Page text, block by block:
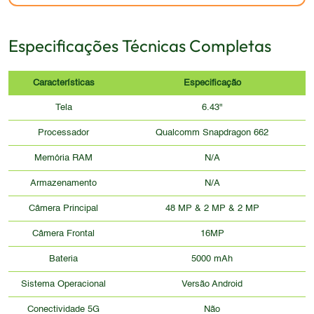
Especificações Técnicas Completas
Características Especificação
Tela 6.43"
Processador Qualcomm Snapdragon 662
Memória RAM N/A
Armazenamento N/A
Câmera Principal 48 MP & 2 MP & 2 MP
Câmera Frontal 16MP
Bateria 5000 mAh
Sistema Operacional Versão Android
Conectividade 5G Não